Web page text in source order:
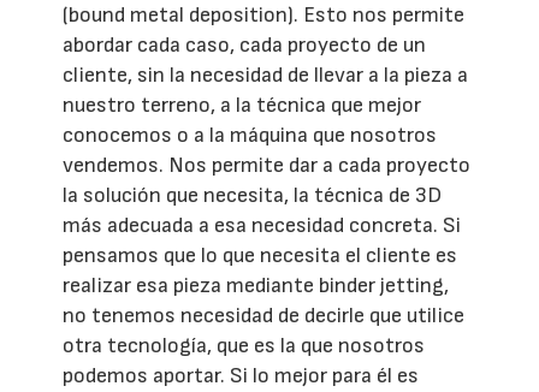
(bound metal deposition). Esto nos permite
abordar cada caso, cada proyecto de un
cliente, sin la necesidad de llevar a la pieza a
nuestro terreno, a la técnica que mejor
conocemos o a la máquina que nosotros
vendemos. Nos permite dar a cada proyecto
la solución que necesita, la técnica de 3D
más adecuada a esa necesidad concreta. Si
pensamos que lo que necesita el cliente es
realizar esa pieza mediante binder jetting,
no tenemos necesidad de decirle que utilice
otra tecnología, que es la que nosotros
podemos aportar. Si lo mejor para él es